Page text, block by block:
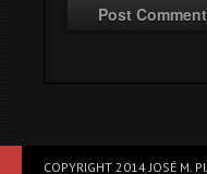
COPYRIGHT 2014 JOSÉ M.